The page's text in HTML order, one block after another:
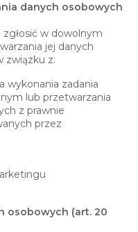
danych osobowych
w dowolnym
jej danych
związku z:
wykonania zadania
lub przetwarzania
z prawnie
przez
osobowych (art. 20